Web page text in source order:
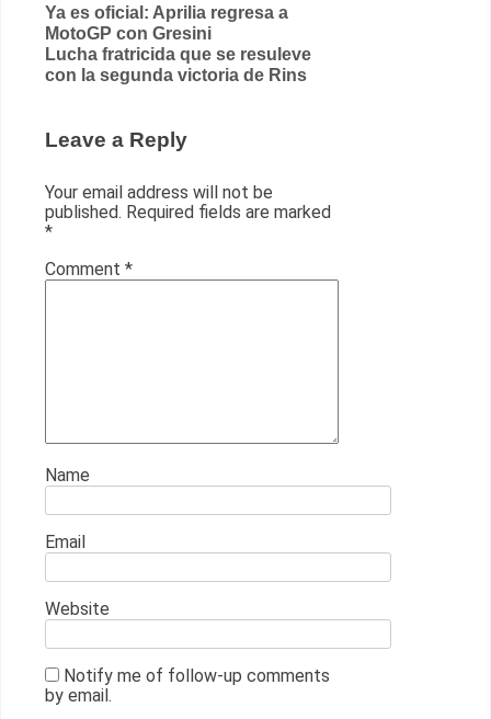
Post
navigation
Ya es oficial: Aprilia regresa a
MotoGP con Gresini
Lucha fratricida que se resuleve
con la segunda victoria de Rins
Leave a Reply
Your email address will not be
published. Required fields are marked
*
Comment *
Name
Email
Website
Notify me of follow-up comments
by email.